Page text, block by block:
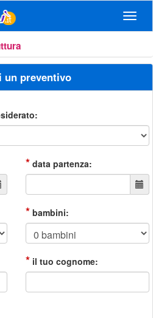
un preventivo
* data partenza:
* bambini:
* il tuo cognome: